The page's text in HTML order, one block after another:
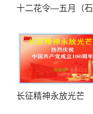
十二花令—五月（石
长征精神永放光芒